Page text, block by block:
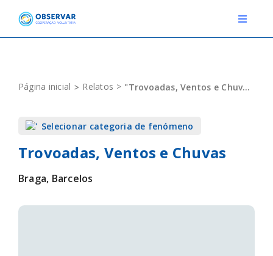
content
Toggle
EVENTOS
DEFINIÇÕES
F.A.Q.
Página inicial Relatos "Trovoadas, Ventos e Chuvas"
Selecionar categoria de fenómeno
Trovoadas, Ventos e Chuvas
Braga, Barcelos